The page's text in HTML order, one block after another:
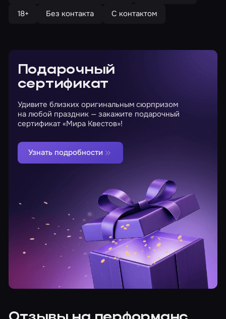
18+
Без контакта С контактом
Подарочный
сертификат
Удивите близких оригинальным сюрпризом
на любой праздник — закажите подарочный
сертификат «Мира Квестов»!
Узнать подробности